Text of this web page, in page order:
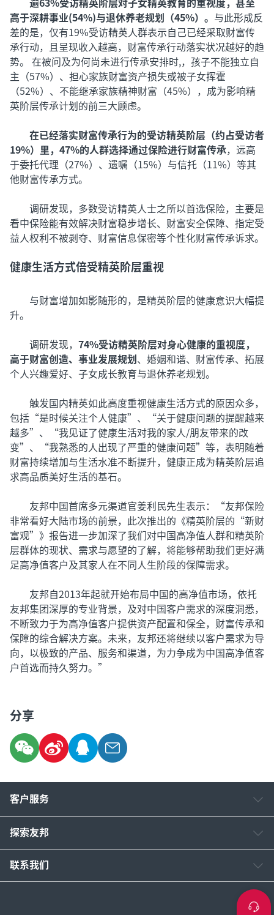
高于深耕事业(54%)与退休养老规划（45%）。 与此形成反
差的是，仅有19%受访精英人群表示自己已经采取财富传
承行动，且呈现收入越高，财富传承行动落实状况越好的趋
势。 在被问及为何尚未进行传承安排时,，孩子不能独立自
主（57%）、担心家族财富资产损失或被子女挥霍
（52%）、不能继承家族精神财富（45%），成为影响精
英阶层传承计划的前三大顾虑。
在已经落实财富传承行为的受访精英阶层（约占受访者
19%）里，47%的人群选择通过保险进行财富传承，远高
于委托代理（27%）、遗嘱（15%）与信托（11%）等其
他财富传承方式。
调研发现，多数受访精英人士之所以首选保险，主要是
看中保险能有效解决财富稳步增长、财富安全保障、指定受
益人权利不被剥夺、财富信息保密等个性化财富传承诉求。
健康生活方式倍受精英阶层重视
与财富增加如影随形的，是精英阶层的健康意识大幅提
升。
调研发现， 74%受访精英阶层对身心健康的重视度，
高于财富创造、事业发展规划、婚姻和谐、财富传承、拓展
个人兴趣爱好、子女成长教育与退休养老规划。
触发国内精英如此高度重视健康生活方式的原因众多，
包括“是时候关注个人健康”、“关于健康问题的提醒越来
越多”、“我见证了健康生活对我的家人/朋友带来的改
变”、“我熟悉的人出现了严重的健康问题”等，表明随着
财富持续增加与生活水准不断提升，健康正成为精英阶层追
求高品质美好生活的基石。
友邦中国首席多元渠道官姜利民先生表示：“友邦保险
非常看好大陆市场的前景，此次推出的《精英阶层的“新财
富观”》报告进一步加深了我们对中国高净值人群和精英阶
层群体的现状、需求与愿望的了解，将能够帮助我们更好满
足高净值客户及其家人在不同人生阶段的保障需求。
友邦自2013年起就开始布局中国的高净值市场，依托
友邦集团深厚的专业背景，及对中国客户需求的深度洞悉，
不断致力于为高净值客户提供资产配置和保全，财富传承和
保障的综合解决方案。未来，友邦还将继续以客户需求为导
向，以极致的产品、服务和渠道，为力争成为中国高净值客
户首选而持久努力。”
分享
客户服务
探索友邦
联系我们